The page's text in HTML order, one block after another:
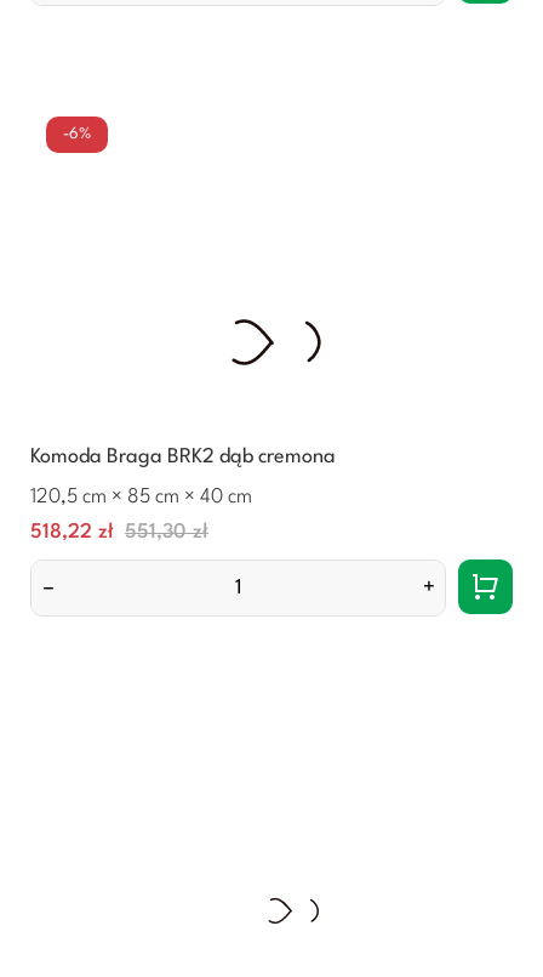
-6%
Komoda Braga BRK2 dąb cremona
120,5 cm × 85 cm × 40 cm
Cena
518,22 zł Normalna
cena
551,30 zł
– +